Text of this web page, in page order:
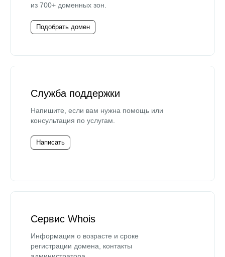
из 700+ доменных зон.
Подобрать домен
Служба поддержки
Напишите, если вам нужна помощь или
консультация по услугам.
Написать
Сервис Whois
Информация о возрасте и сроке
регистрации домена, контакты